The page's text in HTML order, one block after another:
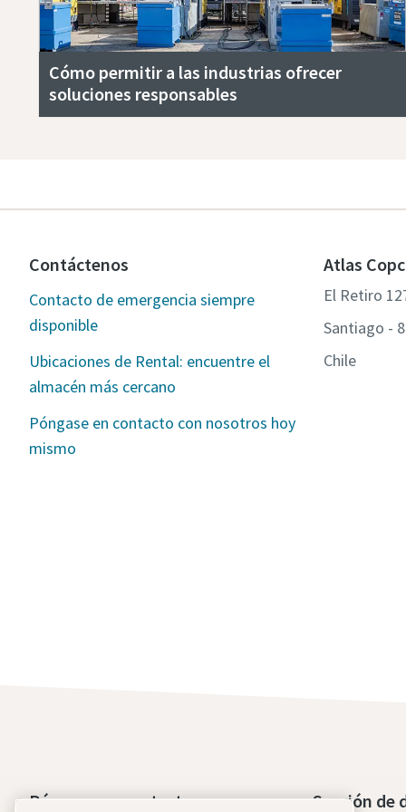
Cómo permitir a las industrias ofrecer
soluciones responsables
Contáctenos
Contacto de emergencia siempre
disponible
Ubicaciones de Rental: encuentre el
almacén más cercano
Póngase en contacto con nosotros hoy
mismo
Atlas
El Retiro
Santiago -
Chile
Póngase en contacto con
Sección de